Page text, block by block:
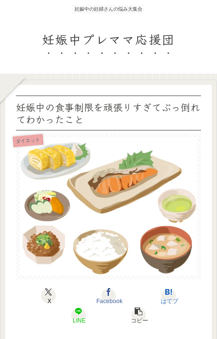
妊娠中の妊婦さんの悩み大集合
妊娠中プレママ応援団
妊娠中の食事制限を頑張りすぎてぶっ倒れ
てわかったこと
ダイエット
X Facebook はてブ
LINE コピー